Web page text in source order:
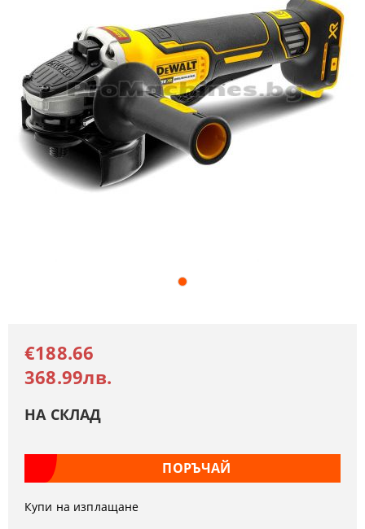
€188.66
368.99лв.
НА СКЛАД
Купи на изплащане